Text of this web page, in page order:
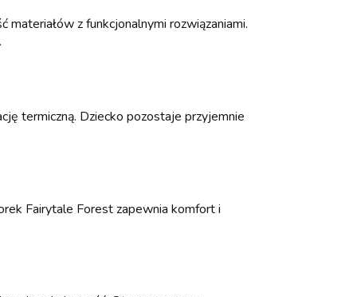
z funkcjonalnymi rozwiązaniami.
termiczną. Dziecko pozostaje przyjemnie
Fairytale Forest zapewnia komfort i